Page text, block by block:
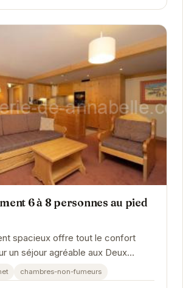
6 à 8 personnes au pied
spacieux offre tout le confort
un séjour agréable aux Deux
immédiate avec les pistes de
chambres-non-fumeurs